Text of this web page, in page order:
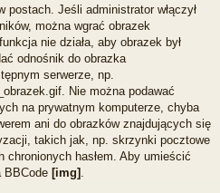
Jeśli administrator włączył
można wgrać obrazek
nie działa, aby obrazek był
odnośnik do obrazka
serwerze, np.
Nie można podawać
na prywatnym komputerze, chyba
ani do obrazków znajdujących się
takich jak, np. skrzynki pocztowe
chronionych hasłem. Aby umieścić
BBCode [img] .